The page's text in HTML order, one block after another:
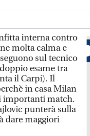
interna contro
molta calma e
sul tecnico
esame tra
il Carpi). Il
in casa Milan
importanti match.
punterà sulla
dare maggiori